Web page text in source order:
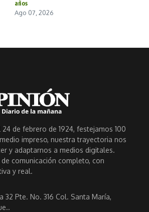
años
Ago 07, 2026
de febrero de 1924, festejamos 100
impreso, nuestra trayectoria nos
y adaptarnos a medios digitales.
comunicación completo, con
y real.
32 Pte. No. 316 Col. Santa María,